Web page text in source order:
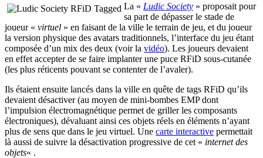
La « Ludic Society » proposait pour
sa part de dépasser le stade de
joueur « virtuel » en faisant de la ville le terrain de jeu, et du joueur
la version physique des avatars traditionnels, l’interface du jeu étant
composée d’un mix des deux (voir la vidéo). Les joueurs devaient
en effet accepter de se faire implanter une puce RFiD sous-cutanée
(les plus réticents pouvant se contenter de l’avaler).
Ils étaient ensuite lancés dans la ville en quête de tags RFiD qu’ils
devaient désactiver (au moyen de mini-bombes EMP dont
l’impulsion électromagnétique permet de griller les composants
électroniques), dévaluant ainsi ces objets réels en éléments n’ayant
plus de sens que dans le jeu virtuel. Une carte interactive permettait
là aussi de suivre la désactivation progressive de cet « internet des
objets« .